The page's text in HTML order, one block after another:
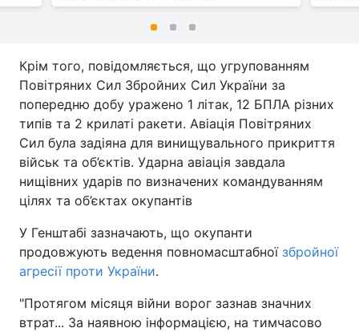
Крім того, повідомляється, що угрупованням
Повітряних Сил Збройних Сил України за
попередню добу уражено 1 літак, 12 БПЛА різних
типів та 2 крилаті ракети. Авіація Повітряних
Сил була задіяна для винищувального прикриття
військ та об’єктів. Ударна авіація завдала
нищівних ударів по визначених командуванням
цілях та об’єктах окупантів
У Генштабі зазначають, що окупанти
продовжують ведення повномасштабної збройної
агресії проти України.
"Протягом місяця війни ворог зазнав значних
втрат... За наявною інформацією, на тимчасово